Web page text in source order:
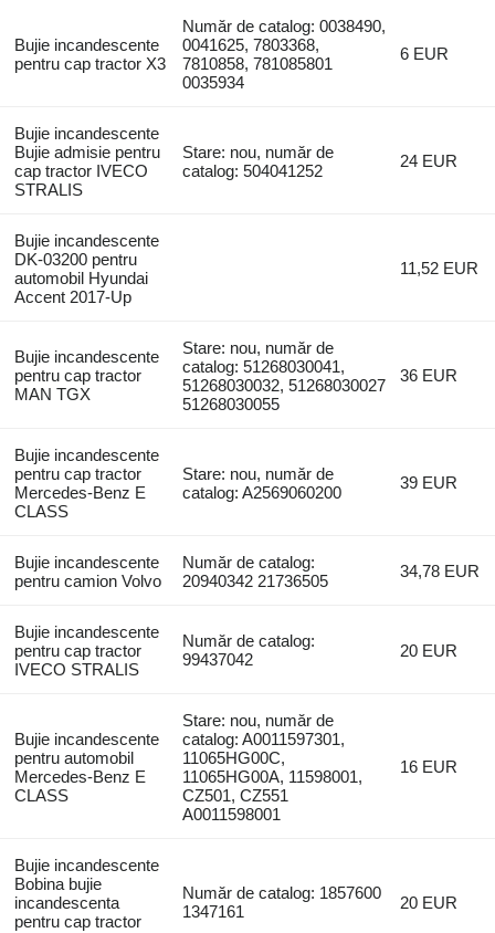
Bujie incandescente
pentru cap tractor X3
Număr de catalog: 0038490,
0041625, 7803368,
7810858, 781085801
0035934
6 EUR
Bujie incandescente
Bujie admisie pentru
cap tractor IVECO
STRALIS
Stare: nou, număr de
catalog: 504041252
24 EUR
Bujie incandescente
DK-03200 pentru
automobil Hyundai
Accent 2017-Up
11,52 EUR
Bujie incandescente
pentru cap tractor
MAN TGX
Stare: nou, număr de
catalog: 51268030041,
51268030032, 51268030027
51268030055
36 EUR
Bujie incandescente
pentru cap tractor
Mercedes-Benz E
CLASS
Stare: nou, număr de
catalog: A2569060200
39 EUR
Bujie incandescente
pentru camion Volvo
Număr de catalog:
20940342 21736505
34,78 EUR
Bujie incandescente
pentru cap tractor
IVECO STRALIS
Număr de catalog:
99437042
20 EUR
Bujie incandescente
pentru automobil
Mercedes-Benz E
CLASS
Stare: nou, număr de
catalog: A0011597301,
11065HG00C,
11065HG00A, 11598001,
CZ501, CZ551
A0011598001
16 EUR
Bujie incandescente
Bobina bujie
incandescenta
pentru cap tractor
Număr de catalog: 1857600
1347161
20 EUR